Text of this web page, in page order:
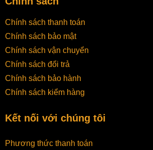
định. Thay vào đó, khi sử dụng
phẩmkết hợp bảo quản ở môi
của tủ lạnh, thì chắc chắn thực phẩm
Chính sách thanh toán
Chính sách bảo mật
Chính sách vận chuyển
Chính sách đổi trả
Chính sách bảo hành
Chính sách kiểm hàng
Kết nối với chúng tôi
Phương thức thanh toán